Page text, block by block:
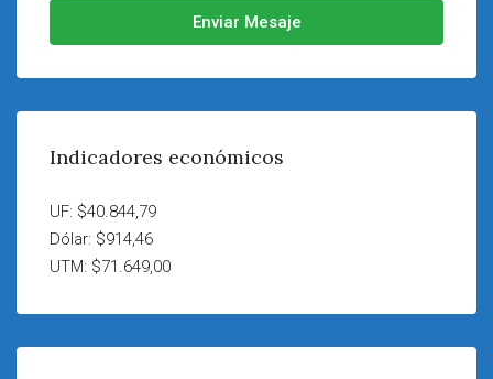
Enviar Mesaje
Indicadores económicos
UF: $40.844,79
Dólar: $914,46
UTM: $71.649,00